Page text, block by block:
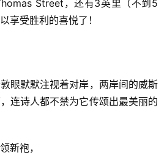
Street，还有3英里（不到5
享受胜利的喜悦了！
眼默默注视着对岸，两岸间的威斯
连诗人都不禁为它传颂出最美丽的
新袍，